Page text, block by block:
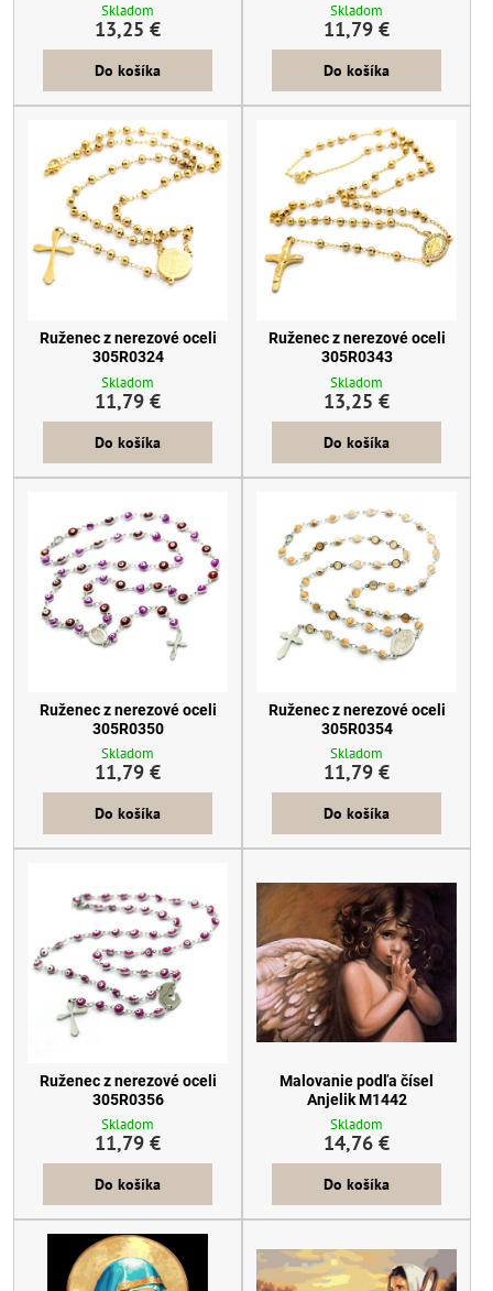
Skladom
13,25 €
Do košíka
Skladom
11,79 €
Do košíka
Ruženec z nerezové oceli
305R0324
Skladom
11,79 €
Do košíka
Ruženec z nerezové oceli
305R0343
Skladom
13,25 €
Do košíka
Ruženec z nerezové oceli
305R0350
Skladom
11,79 €
Do košíka
Ruženec z nerezové oceli
305R0354
Skladom
11,79 €
Do košíka
Ruženec z nerezové oceli
305R0356
Skladom
11,79 €
Do košíka
Malovanie podľa čísel
Anjelik M1442
Skladom
14,76 €
Do košíka